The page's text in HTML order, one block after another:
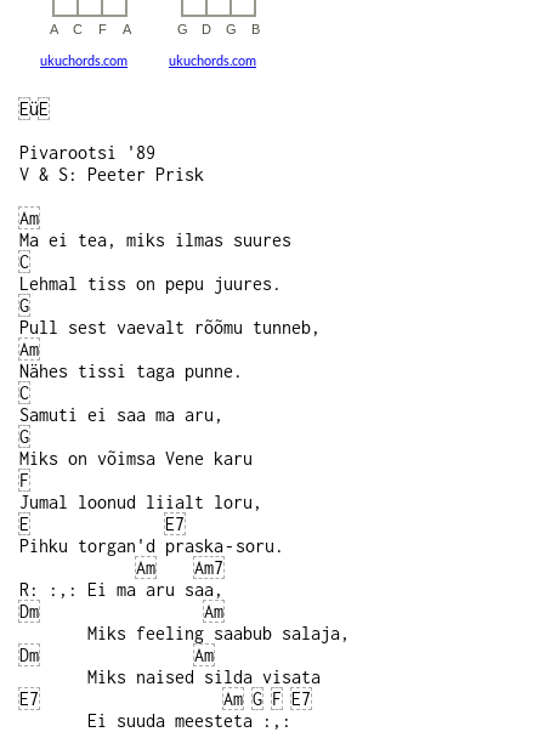
ukuchords.com ukuchords.com
EüE
Pivarootsi '89
V & S: Peeter Prisk
Am
Ma ei tea, miks ilmas suures
C
Lehmal tiss on pepu juures.
G
Pull sest vaevalt rõõmu tunneb,
Am
Nähes tissi taga punne.
C
Samuti ei saa ma aru,
G
Miks on võimsa Vene karu
F
Jumal loonud liialt loru,
E
E7
Pihku torgan'd praska‑soru.
Am
Am7
R: :,: Ei ma aru saa,
Dm
Am
Miks feeling saabub salaja,
Dm
Am
Miks naised silda visata
E7
Am G F E7
Ei suuda meesteta :,: